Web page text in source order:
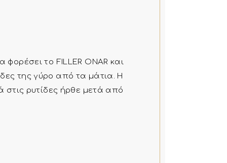
το FILLER ONAR και
της γύρο από τα μάτια. Η
στις ρυτίδες ήρθε μετά από